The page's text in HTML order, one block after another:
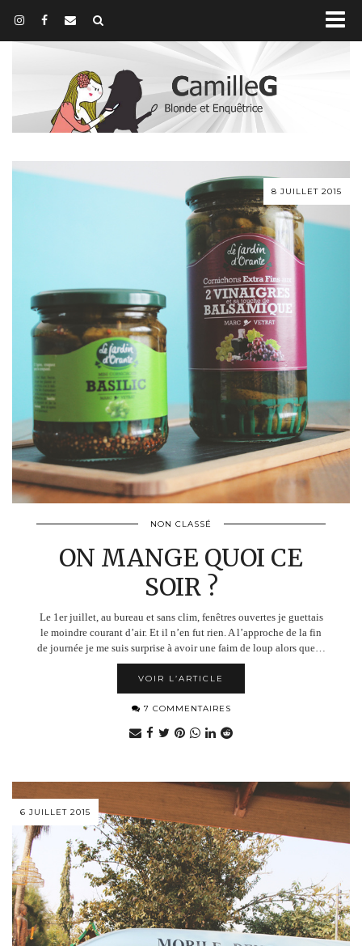
8 JUILLET 2015
NON CLASSÉ
ON MANGE QUOI CE
SOIR ?
Le 1er juillet, au bureau et sans clim, fenêtres ouvertes je guettais
le moindre courant d’air. Et il n’en fut rien. A l’approche de la fin
de journée je me suis surprise à avoir une faim de loup alors que…
VOIR L’ARTICLE
7 COMMENTAIRES
6 JUILLET 2015